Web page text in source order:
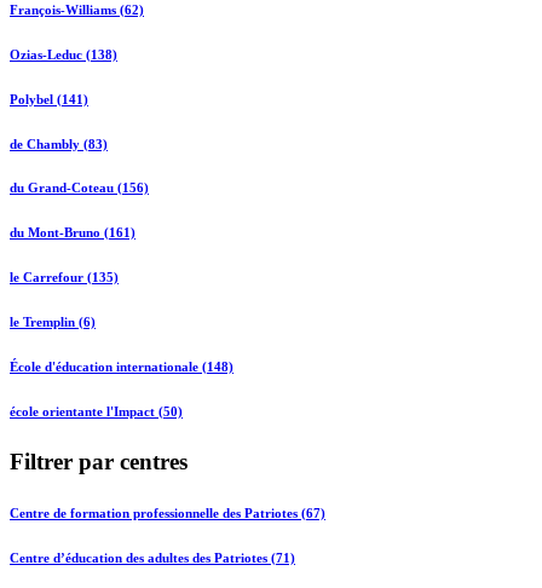
François-Williams (62)
Ozias-Leduc (138)
Polybel (141)
de Chambly (83)
du Grand-Coteau (156)
du Mont-Bruno (161)
le Carrefour (135)
le Tremplin (6)
École d'éducation internationale (148)
école orientante l'Impact (50)
Filtrer par centres
Centre de formation professionnelle des Patriotes (67)
Centre d’éducation des adultes des Patriotes (71)